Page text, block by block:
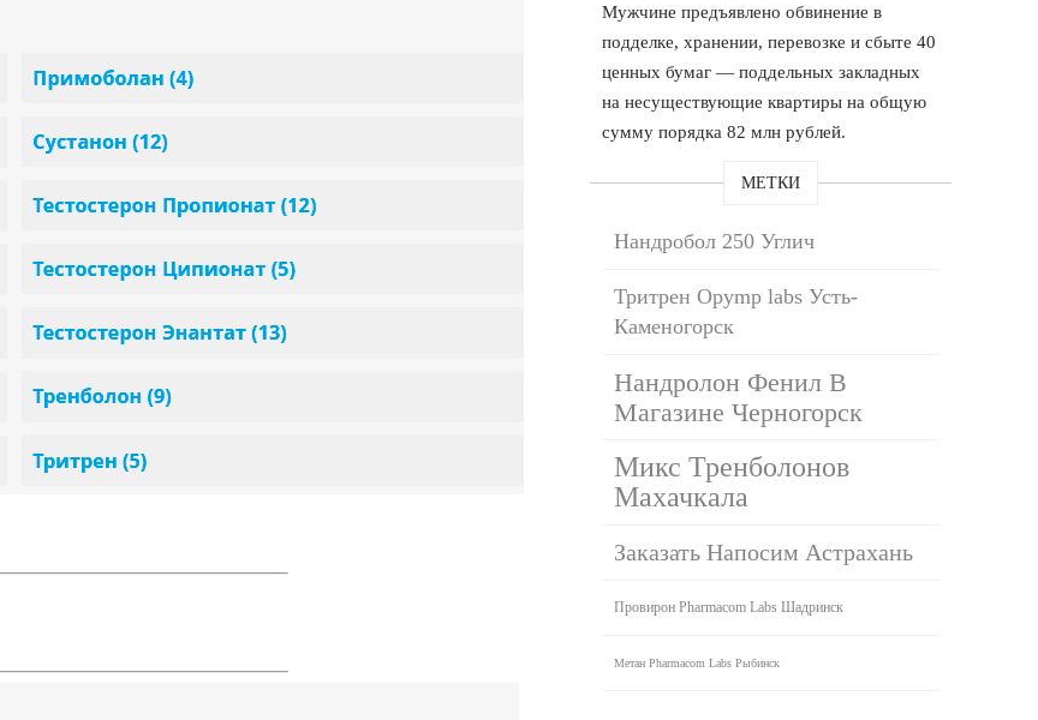
Мужчине предъявлено обвинение в
подделке, хранении, перевозке и сбыте 40
ценных бумаг — поддельных закладных
на несуществующие квартиры на общую
сумму порядка 82 млн рублей.
МЕТКИ
Нандробол 250 Углич
Тритрен Opymp labs Усть-
Каменогорск
Нандролон Фенил В
Магазине Черногорск
Микс Тренболонов
Махачкала
Заказать Напосим Астрахань
Провирон Pharmacom Labs Шадринск
Метан Pharmacom Labs Рыбинск